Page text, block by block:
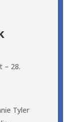
– 28.
Tyler